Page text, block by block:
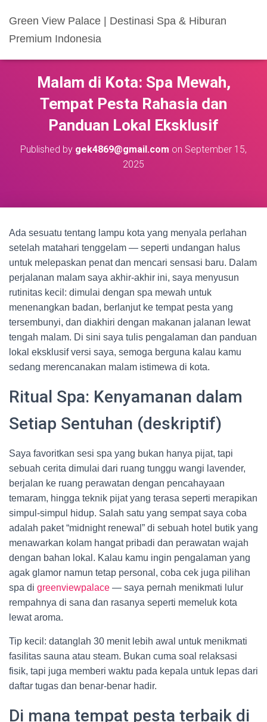
Green View Palace | Destinasi Spa & Hiburan
Premium Indonesia
Malam di Kota: Spa Mewah,
Tempat Pesta Rahasia dan
Panduan Lokal Eksklusif
Published by gek4869@gmail.com on September 15,
2025
Ada sesuatu tentang lampu kota yang menyala perlahan
setelah matahari tenggelam — seperti undangan halus
untuk melepaskan penat dan mencari sensasi baru. Dalam
perjalanan malam saya akhir-akhir ini, saya menyusun
rutinitas kecil: dimulai dengan spa mewah untuk
menenangkan badan, berlanjut ke tempat pesta yang
tersembunyi, dan diakhiri dengan makanan jalanan lewat
tengah malam. Di sini saya tulis pengalaman dan panduan
lokal eksklusif versi saya, semoga berguna kalau kamu
sedang merencanakan malam istimewa di kota.
Ritual Spa: Kenyamanan dalam
Setiap Sentuhan (deskriptif)
Saya favoritkan sesi spa yang bukan hanya pijat, tapi
sebuah cerita dimulai dari ruang tunggu wangi lavender,
berjalan ke ruang perawatan dengan pencahayaan
temaram, hingga teknik pijat yang terasa seperti merapikan
simpul-simpul hidup. Salah satu yang sempat saya coba
adalah paket “midnight renewal” di sebuah hotel butik yang
menawarkan kolam hangat pribadi dan perawatan wajah
dengan bahan lokal. Kalau kamu ingin pengalaman yang
agak glamor namun tetap personal, coba cek juga pilihan
spa di greenviewpalace — saya pernah menikmati lulur
rempahnya di sana dan rasanya seperti memeluk kota
lewat aroma.
Tip kecil: datanglah 30 menit lebih awal untuk menikmati
fasilitas sauna atau steam. Bukan cuma soal relaksasi
fisik, tapi juga memberi waktu pada kepala untuk lepas dari
daftar tugas dan benar-benar hadir.
Di mana tempat pesta terbaik di